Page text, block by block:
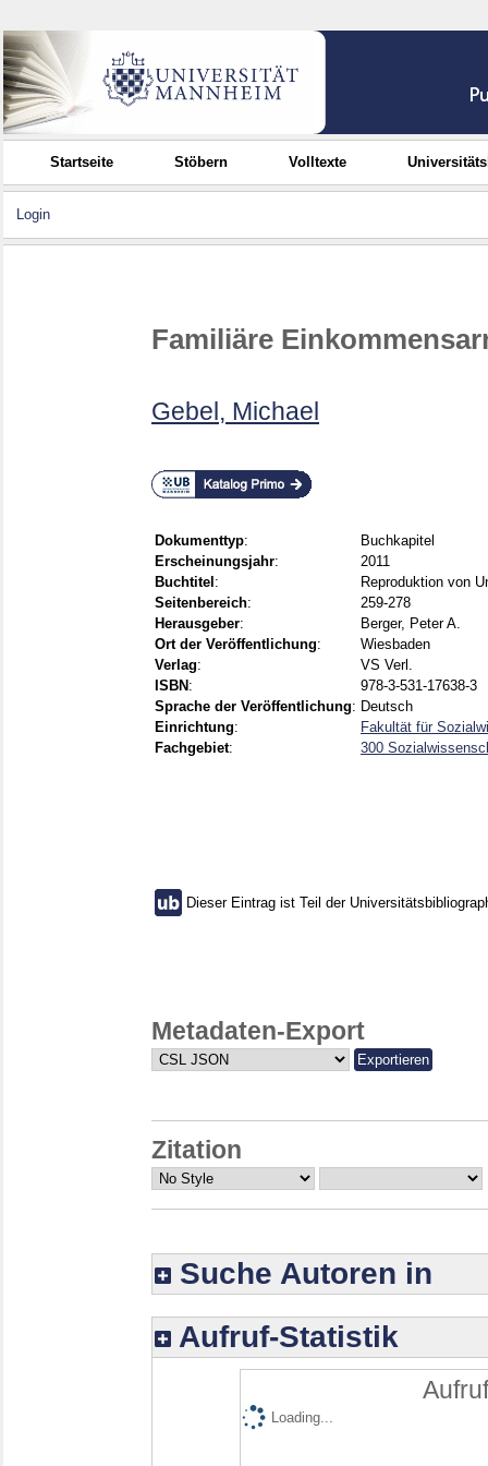
Startseite Stöbern Volltexte
Login
Familiäre
Gebel, Michael
Dokumenttyp:
Buchkapitel
Erscheinungsjahr:
2011
Buchtitel :
Reproduktion von
Seitenbereich:
259-278
Herausgeber:
Berger, Peter A.
Ort der Veröffentlichung:
Wiesbaden
Verlag:
VS Verl.
ISBN :
978-3-531-17638-3
Sprache der Veröffentlichung: Deutsch
Einrichtung:
Fakultät für
Fachgebiet: 300
Dieser Eintrag ist Teil der
Metadaten-Export
Zitation
Suche Autoren in
Aufruf-Statistik
Loading...